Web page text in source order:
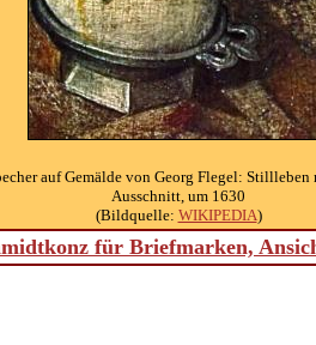
auf Gemälde von Georg Flegel: Stillleben
Ausschnitt, um 1630
(Bildquelle: WIKIPEDIA)
für Briefmarken,